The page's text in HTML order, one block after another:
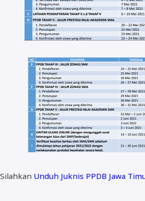
Silahkan Unduh Juknis PPDB Jawa